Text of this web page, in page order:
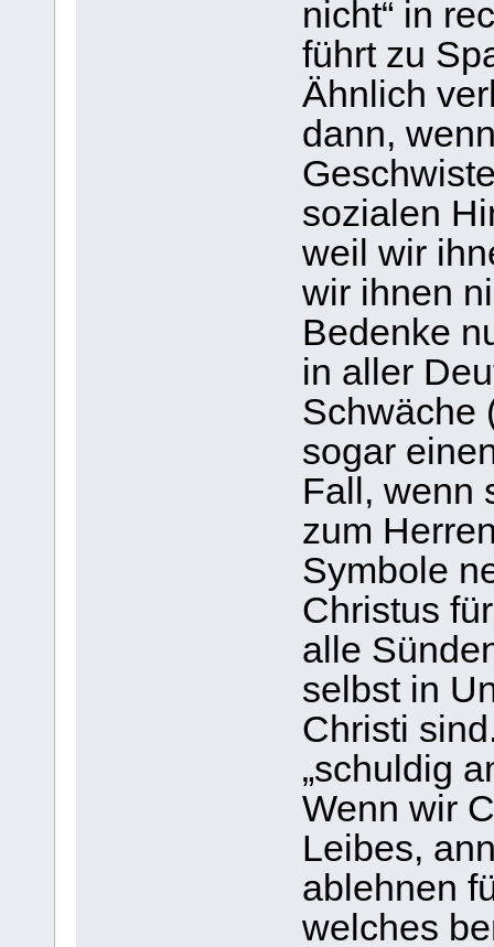
nicht“ in
führt zu
Ähnlich
dann,
sozialen
weil wir
wir ihnen
Bedenke
in aller
Schwäche
sogar
Fall, wenn
zum
Symbole
Christus
alle
selbst in
Christi
„schuldig
Wenn wir
Leibes,
ablehnen
welches